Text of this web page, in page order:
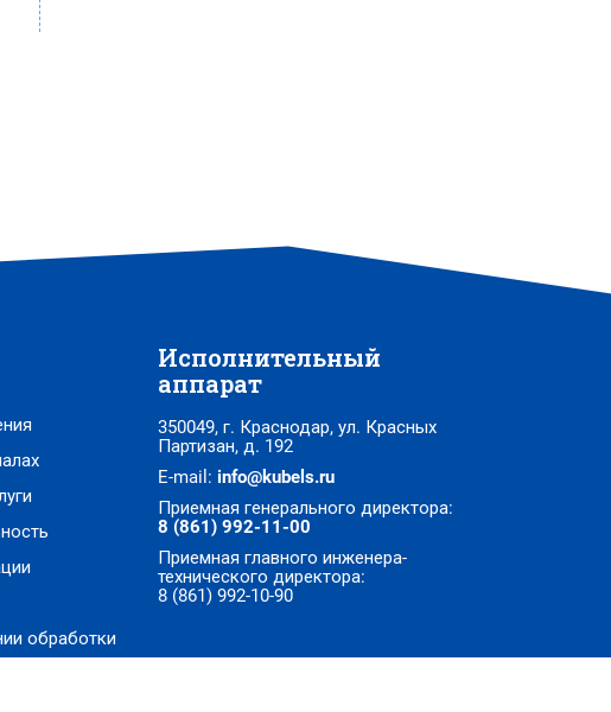
обработки
Исполнительный
аппарат
350049, г. Краснодар, ул. Красных
Партизан, д. 192
E-mail:info@kubels.ru
Приемная генерального директора:
8 (861) 992-11-00
Приемная главного инженера-
технического директора:
8 (861) 992-10-90